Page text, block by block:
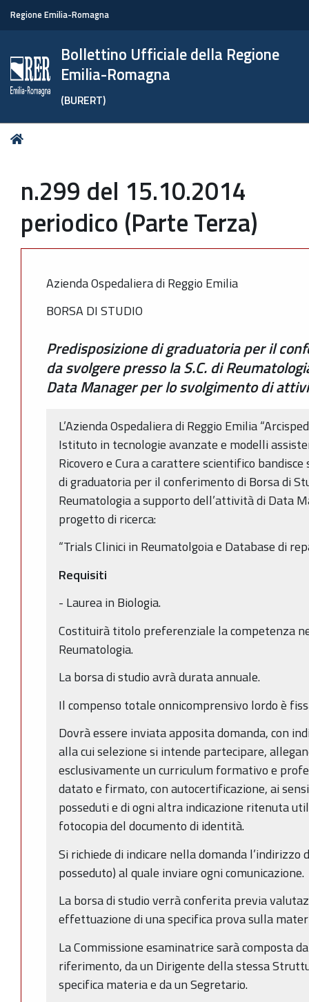
Regione Emilia-Romagna
Bollettino Ufficiale della Regione
Emilia-Romagna
(BURERT)
Tu
n.299 del 15.10.2014
periodico (Parte Terza)
Azienda Ospedaliera di Reggio Emilia
BORSA DI STUDIO
Predisposizione di graduatoria per il
da svolgere presso la S.C. di
Data Manager per lo svolgimento di
L’Azienda Ospedaliera di Reggio Emilia
Istituto in tecnologie avanzate e modelli
Ricovero e Cura a carattere scientifico
di graduatoria per il conferimento di Borsa di
Reumatologia a supporto dell’attività di Data
progetto di ricerca:
“Trials Clinici in Reumatolgoia e Database di
Requisiti
- Laurea in Biologia.
Costituirà titolo preferenziale la competenza
Reumatologia.
La borsa di studio avrà durata annuale.
Il compenso totale onnicomprensivo lordo è
Dovrà essere inviata apposita domanda, con
alla cui selezione si intende partecipare,
esclusivamente un curriculum formativo e
datato e firmato, con autocertificazione, ai
posseduti e di ogni altra indicazione ritenuta
fotocopia del documento di identità.
Si richiede di indicare nella domanda l’indirizzo
posseduto) al quale inviare ogni comunicazione.
La borsa di studio verrà conferita previa
effettuazione di una specifica prova sulla
La Commissione esaminatrice sarà composta
riferimento, da un Dirigente della stessa
specifica materia e da un Segretario.